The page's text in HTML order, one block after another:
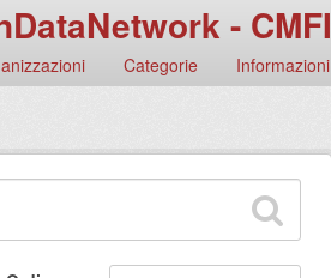
- CMFI
Categorie Informazioni